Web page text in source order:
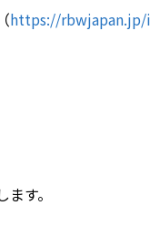
https://
す。